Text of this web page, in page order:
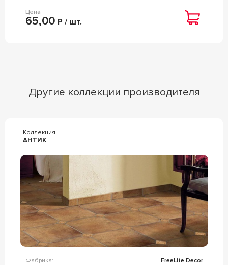
Цена
65,00 Р / шт.
Другие коллекции производителя
Коллекция
АНТИК
Фабрика:
FreeLite Decor